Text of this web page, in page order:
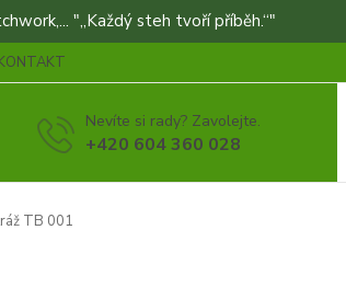
"„Každý steh tvoří příběh.“"
Nevíte si rady? Zavolejte.
+420 604 360 028
TB 001